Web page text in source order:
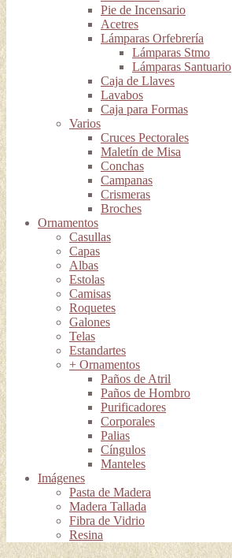
Pie de Incensario
Acetres
Lámparas Orfebrería
Lámparas Stmo
Lámparas Santuario
Caja de Llaves
Lavabos
Caja para Formas
Varios
Cruces Pectorales
Maletín de Misa
Conchas
Campanas
Crismeras
Broches
Ornamentos
Casullas
Capas
Albas
Estolas
Camisas
Roquetes
Galones
Telas
Estandartes
+ Ornamentos
Paños de Atril
Paños de Hombro
Purificadores
Corporales
Palias
Cíngulos
Manteles
Imágenes
Pasta de Madera
Madera Tallada
Fibra de Vidrio
Resina